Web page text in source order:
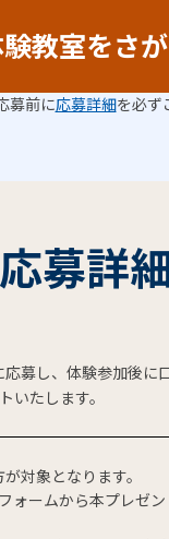
教室をさ
募前に応募詳細を必ず
応募詳
募し、体験参加後
いたします。
対象となります。
ォームから本プレゼ